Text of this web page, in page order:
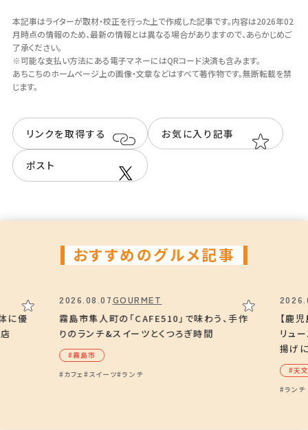
有（10台）
ホームページ
https://www.coffeefunakura.co
m/
Instagram
本記事はライターが取材・校正を行った上で作成した記事です。内容は2026年02
月時点の情報のため、最新の情報とは異なる場合がありますので、あらかじめご
了承ください。
※可能な支払い方法にある電子マネーにはQRコード決済も含みます。
あちこちのホームページ上の画像・⽂章などはすべて著作物です。無断転載を禁
じます。
リンクを取得する お気に入り記事
ポスト
おすすめのグルメ記事
に優
霧島市隼人町の「CAFE510」で味わう、手作
りのランチ&スイーツとくつろぎ時間
2026.08.07GOURMET
#霧島市
#カフェ #スイーツ#ランチ
【鹿
リュ
揚げ
#天
#ランチ